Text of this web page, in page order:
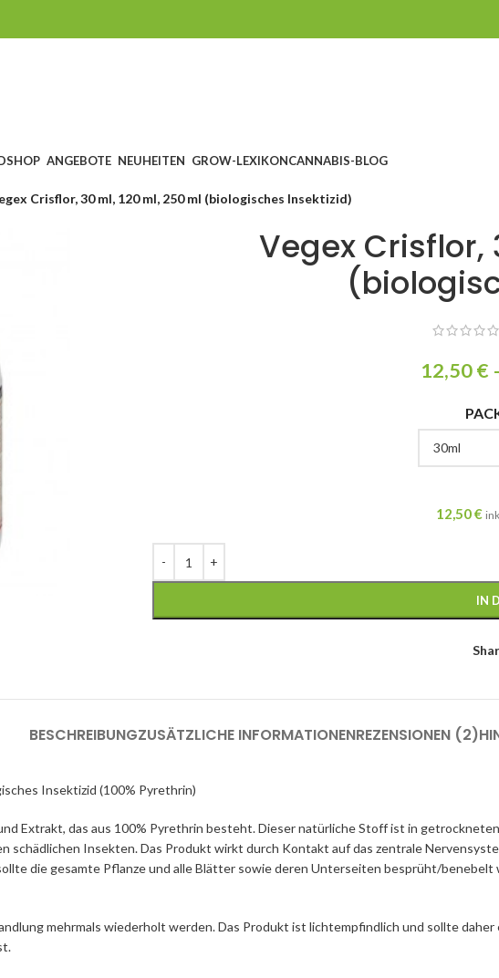
ANGEBOTE NEUHEITEN GROW-LEXIKONCANNABIS-BLOG
Crisflor, 30 ml, 120 ml, 250 ml (biologisches Insektizid)
Vegex Crisflor,
12,50€
12,50€
IN
BESCHREIBUNGZUSÄTZLICHE INFORMATIONENREZENSIONEN (2)
Insektizid (100% Pyrethrin)
Extrakt, das aus 100% Pyrethrin besteht. Dieser natürliche Stoff ist in
schädlichen Insekten. Das Produkt wirkt durch Kontakt auf das zentrale
die gesamte Pflanze und alle Blätter sowie deren Unterseiten besprüht/benebelt
mehrmals wiederholt werden. Das Produkt ist lichtempfindlich und sollte